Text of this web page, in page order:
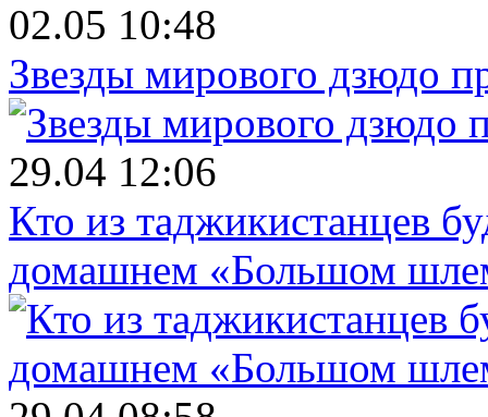
02.05 10:48
Звезды мирового дзюдо
29.04 12:06
Кто из таджикистанцев
домашнем «Большом